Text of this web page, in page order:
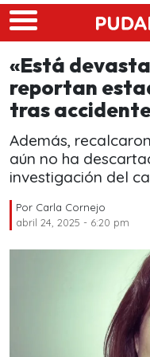
Skip to main content
«Está
reportan
tras
Además,
aún no ha
investigación del
Por Carla Cornejo
abril 24, 2025 - 6:20 pm